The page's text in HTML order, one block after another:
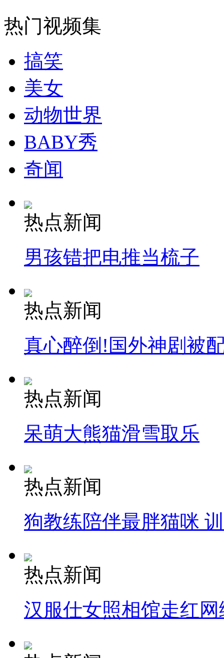
走！跟着总书记去植树
消防员救轻生者
热门视频集
搞笑
美女
动物世界
BABY秀
奇闻
热点新闻
男孩错把电推当梳子
热点新闻
真心醉倒!国外神剧被
热点新闻
呆萌大熊猫滑雪取乐
热点新闻
狗教练陪伴最胖猫咪
热点新闻
汉服仕女照相馆走红网